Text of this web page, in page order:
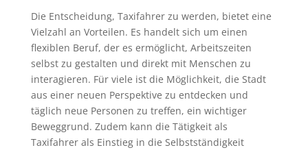
Die Entscheidung, Taxifahrer zu werden, bietet eine
Vielzahl an Vorteilen. Es handelt sich um einen
flexiblen Beruf, der es ermöglicht, Arbeitszeiten
selbst zu gestalten und direkt mit Menschen zu
interagieren. Für viele ist die Möglichkeit, die Stadt
aus einer neuen Perspektive zu entdecken und
täglich neue Personen zu treffen, ein wichtiger
Beweggrund. Zudem kann die Tätigkeit als
Taxifahrer als Einstieg in die Selbstständigkeit